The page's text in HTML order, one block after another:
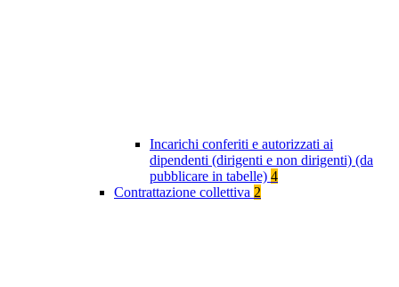
Incarichi conferiti e autorizzati ai
dipendenti (dirigenti e non dirigenti) (da
pubblicare in tabelle) 4
Contrattazione collettiva 2